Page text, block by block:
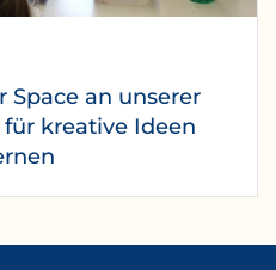
Space an unserer
kreative Ideen